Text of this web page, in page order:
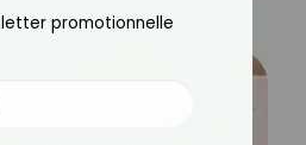
promotionnelle